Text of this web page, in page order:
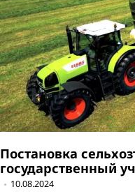
Постановка
государственный
10.08.2024